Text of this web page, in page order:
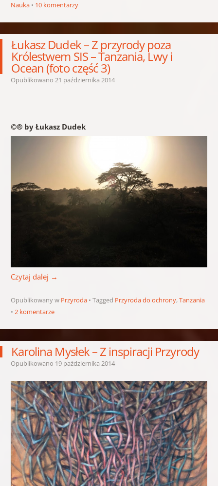
Nauka
10 komentarzy
Łukasz Dudek – Z przyrody poza
Królestwem SIS – Tanzania, Lwy i
Ocean (foto część 3)
Opublikowano 21 października 2014
©® by Łukasz Dudek
Czytaj dalej →
Opublikowany w Przyroda Tagged Przyroda do ochrony,Tanzania
2 komentarze
Karolina Mysłek – Z inspiracji Przyrody
Opublikowano 19 października 2014